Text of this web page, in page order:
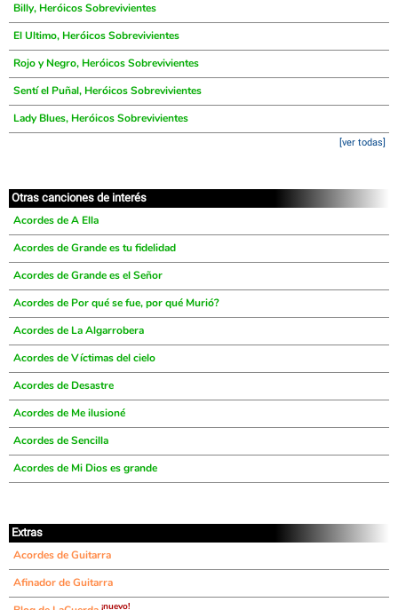
Billy, Heróicos Sobrevivientes
El Ultimo, Heróicos Sobrevivientes
Rojo y Negro, Heróicos Sobrevivientes
Sentí el Puñal, Heróicos Sobrevivientes
Lady Blues, Heróicos Sobrevivientes
[ver todas]
Otras canciones de interés
Acordes de A Ella
Acordes de Grande es tu fidelidad
Acordes de Grande es el Señor
Acordes de Por qué se fue, por qué Murió?
Acordes de La Algarrobera
Acordes de Víctimas del cielo
Acordes de Desastre
Acordes de Me ilusioné
Acordes de Sencilla
Acordes de Mi Dios es grande
Extras
Acordes de Guitarra
Afinador de Guitarra
¡nuevo!